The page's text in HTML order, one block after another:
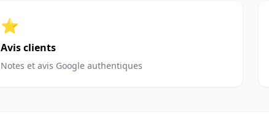
⭐
Avis clients
Notes et avis Google authentiques